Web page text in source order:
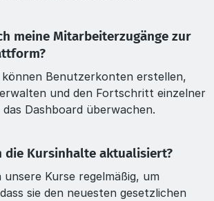
meine Mitarbeiterzugänge zur
Benutzerkonten erstellen,
und den Fortschritt einzelner
Dashboard überwachen.
die Kursinhalte aktualisiert?
Kurse regelmäßig, um
sie den neuesten gesetzlichen